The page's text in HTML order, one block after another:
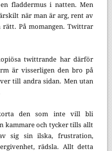
fladdermus i natten. Men
när man är arg, rent av
rätt. På momangen. Twittrar
twittrande har därför
är visserligen den bro på
till andra sidan. Men utan
den som inte vill bli
kammare och tycker tills allt
sig sin ilska, frustration,
rädsla. Allt detta